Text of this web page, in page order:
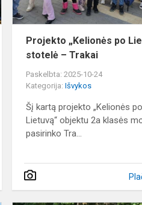
parko
tyrinėtojais...
Projekto „Kelionės po
stotelė – Trakai
Paskelbta: 2025-10-24
Kategorija:Išvykos
Šį kartą projekto „Kelionės po
Lietuvą“ objektu 2a klasės
pasirinko Tra...